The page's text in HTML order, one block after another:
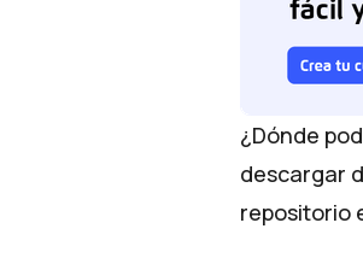
¿Dónde
descargar
repositorio